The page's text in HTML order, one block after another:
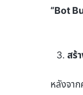
“Bot
สร้
หลังจา